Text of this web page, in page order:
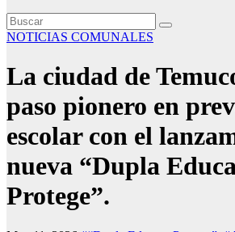
NOTICIAS COMUNALES
La ciudad de
paso pionero en
escolar con el
nueva “Dupla
Protege”.